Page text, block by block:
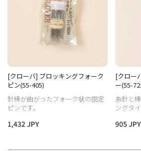
[クローバ] ブロッキングフォーク
ピン(55-405)
針棒が曲がったフォーク状の固定
ピンです。
1,432 JPY
[クロー
ー(55-
糸針と
ングタ
905 JPY